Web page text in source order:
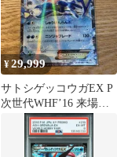
¥29,999
サトシゲッコウガEX P
次世代WHF’16 来場者
特典 218/XY-P